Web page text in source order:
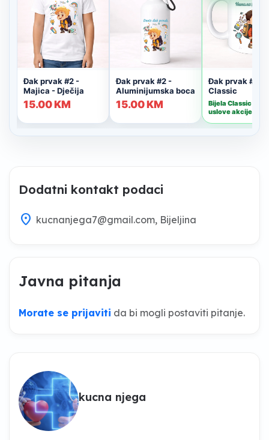
Dodatni kontakt podaci
location_on kucnanjega7@gmail.com, Bijeljina
Javna pitanja
Morate se prijaviti da bi mogli postaviti pitanje.
kucna njega